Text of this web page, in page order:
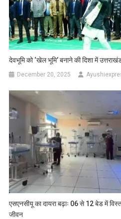
देवभूमि को ‘खेल भूमि’ बनाने की दिशा में
December 20, 2025
एसएनसीयू का दायरा बढ़ाः 06 से 12 बेड में
जीवन